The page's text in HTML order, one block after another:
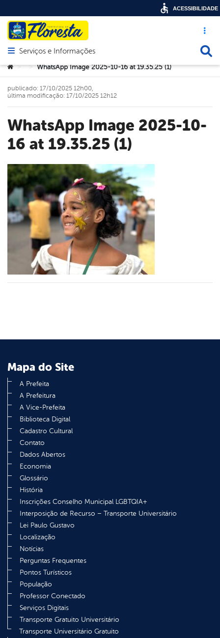
Acesso
Abrir menu principal de navegação
Serviços e Informações
Você está aqui:
> > WhatsApp Image 2025-10-16 at 19.35.25 (1)
WhatsApp Image 2025-10-
16 at 19.35.25 (1)
publicado: 17/10/2025 12h00,
última modificação: 17/10/2025 12h12
Mapa do Site
A Prefeita
A Prefeitura
A Vice-Prefeita
Biblioteca Digital
Cadastro Cultural
Contato
Dados Abertos
Economia
Glossário
História
Inscrições Conselho Municipal LGBTQIA+
Interposição de Recurso – Transporte Universitário
Lei Paulo Gustavo
Localização
Notícias
Perguntas Frequentes
Pontos Turísticos
População
Professor Conectado
Serviços Digitais
Transporte Gratuito Universitário
Transporte Universitário Gratuito
ACESSIBILIDADE